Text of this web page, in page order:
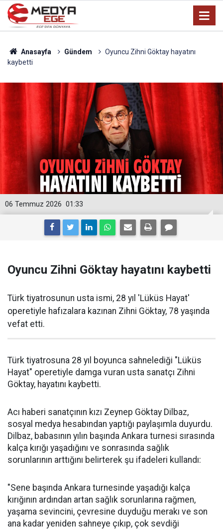
Anasayfa Gündem
Oyuncu Zihni Göktay hayatını
kaybetti
01:33
06 Temmuz 2026
Oyuncu Zihni Göktay hayatını kaybetti
Türk tiyatrosunun usta ismi, 28 yıl 'Lüküs Hayat'
operetiyle hafızalara kazınan Zihni Göktay, 78 yaşında
vefat etti.
Türk tiyatrosuna 28 yıl boyunca sahnelediği "Lüküs
Hayat" operetiyle damga vuran usta sanatçı Zihni
Göktay, hayatını kaybetti.
Acı haberi sanatçının kızı Zeynep Göktay Dilbaz,
sosyal medya hesabından yaptığı paylaşımla duyurdu.
Dilbaz, babasının yılın başında Ankara turnesi sırasında
kalça kırığı yaşadığını ve sonrasında sağlık
sorunlarının arttığını belirterek şu ifadeleri kullandı:
"Sene başında Ankara turnesinde yaşadığı kalça
kırığının ardından artan sağlık sorunlarına rağmen,
yaşama sevincini, çevresine duyduğu merakı ve son
ana kadar yeniden sahneye çıkıp, çok sevdiği